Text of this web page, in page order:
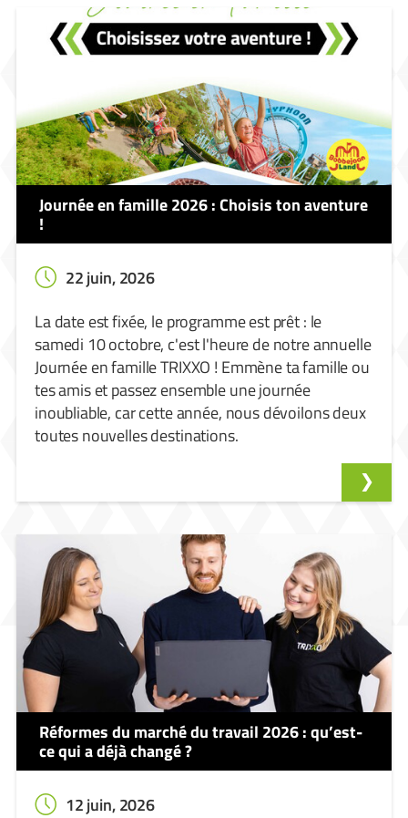
Journée en famille 2026 : Choisis ton aventure
!
22 juin, 2026
La date est fixée, le programme est prêt : le
samedi 10 octobre, c'est l'heure de notre annuelle
Journée en famille TRIXXO ! Emmène ta famille ou
tes amis et passez ensemble une journée
inoubliable, car cette année, nous dévoilons deux
toutes nouvelles destinations.
Réformes du marché du travail 2026 : qu’est-
ce qui a déjà changé ?
12 juin, 2026